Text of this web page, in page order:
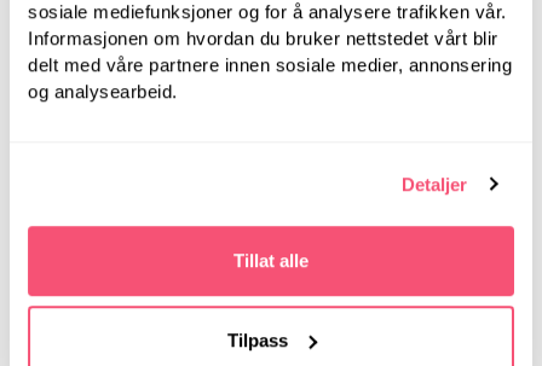
sosiale mediefunksjoner og for å analysere trafikken vår.
Informasjonen om hvordan du bruker nettstedet vårt blir
delt med våre partnere innen sosiale medier, annonsering
og analysearbeid.
Detaljer
Tillat alle
Tilpass
LanternMoon
Lantern Moon, 80 cm,
4.00 mm -
Rundpinner i tre
LanternMoon
Lantern Moon, 80 cm,
5.00 mm -